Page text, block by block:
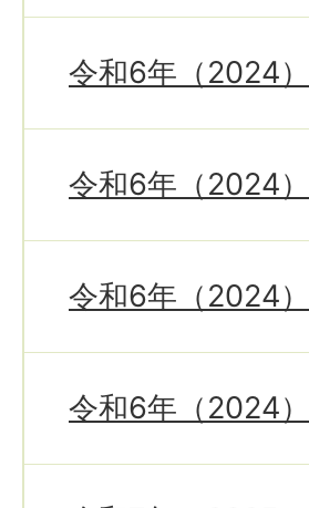
令和6年（2024
令和6年（2024
令和6年（2024
令和6年（2024